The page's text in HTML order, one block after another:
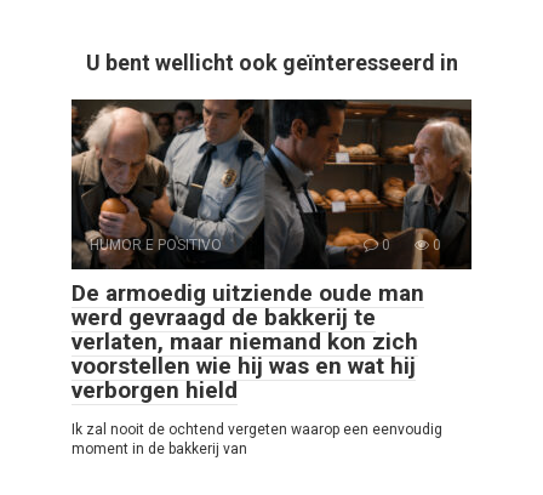
U bent wellicht ook geïnteresseerd in
HUMOR E POSITIVO 0 0
De armoedig uitziende oude man
werd gevraagd de bakkerij te
verlaten, maar niemand kon zich
voorstellen wie hij was en wat hij
verborgen hield
Ik zal nooit de ochtend vergeten waarop een eenvoudig
moment in de bakkerij van